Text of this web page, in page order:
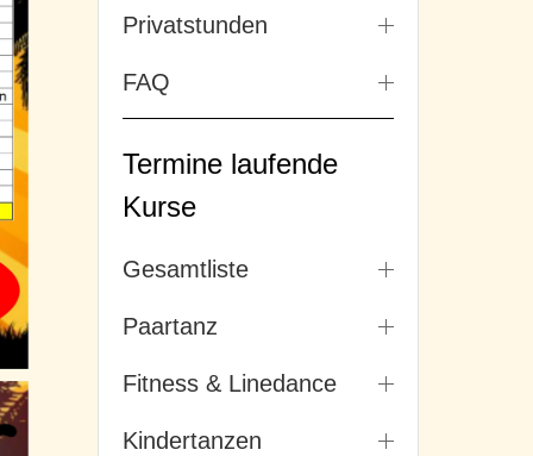
Privatstunden
FAQ
Termine laufende
Kurse
Gesamtliste
Paartanz
Fitness & Linedance
Kindertanzen